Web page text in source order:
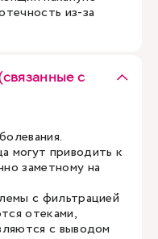
из-за
с
могут приводить к
заметному на
с фильтрацией
отеками,
с выводом